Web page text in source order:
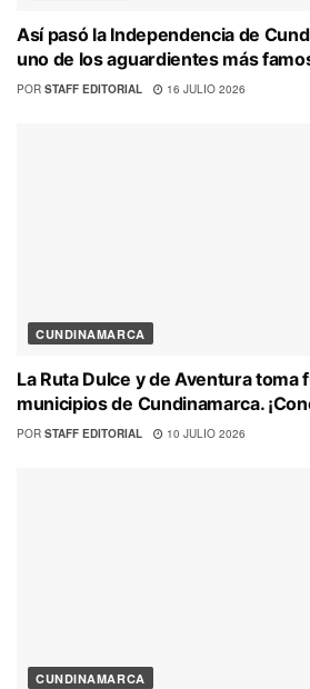
Así pasó la Independencia de
uno de los aguardientes más
POR STAFF EDITORIAL 16 JULIO 2026
CUNDINAMARCA
La Ruta Dulce y de Aventura toma
municipios de Cundinamarca.
POR STAFF EDITORIAL 10 JULIO 2026
CUNDINAMARCA